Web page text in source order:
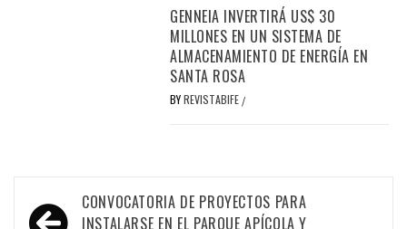
GENNEIA INVERTIRÁ US$ 30
MILLONES EN UN SISTEMA DE
ALMACENAMIENTO DE ENERGÍA EN
SANTA ROSA
BYREVISTABIFE /
NavegaciónCONVOCATORIA DE PROYECTOS PARA
INSTALARSE EN EL PARQUE APÍCOLA Y